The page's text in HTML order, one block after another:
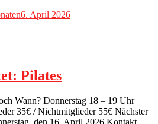
6. April 2026
Pilates
Wann? Donnerstag 18 – 19 Uhr
35€ / Nichtmitglieder 55€ Nächster
den 16. April 2026 Kontakt